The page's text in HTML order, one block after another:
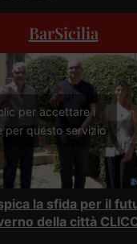
BarSicilia
per accettare i
per questo servizio
la sfida per il
della città